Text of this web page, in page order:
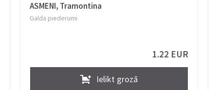
ASMENI, Tramontina
Galda piederumi
1.22 EUR
Ielikt grozā